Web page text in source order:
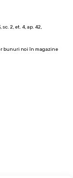
sc. 2, et. 4, ap. 42,
bunuri noi în magazine